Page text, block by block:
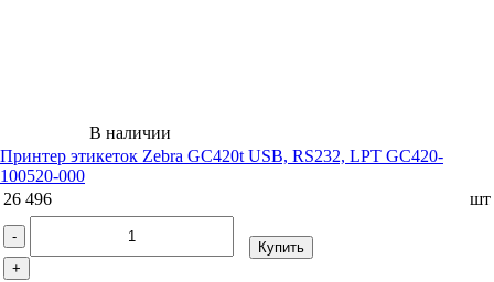
В наличии
Принтер этикеток Zebra GC420t USB, RS232, LPT GC420-
100520-000
26 496
шт
-
+
Купить